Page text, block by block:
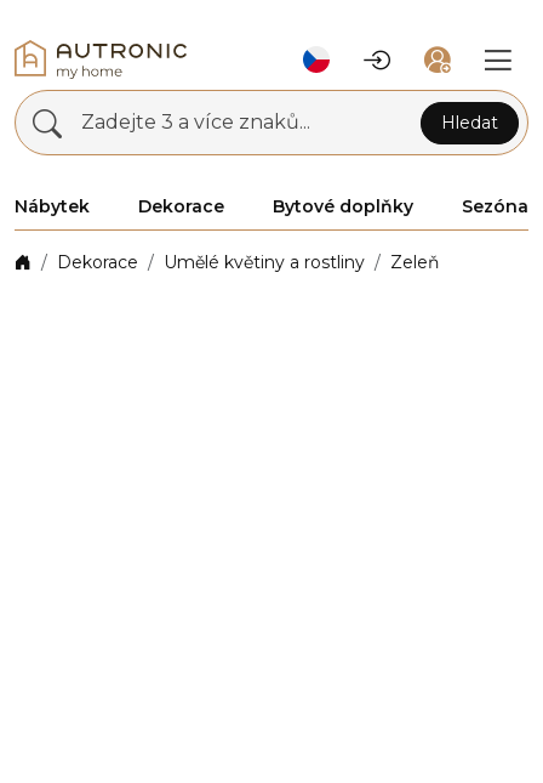
Zadejte 3 a více znaků... Hledat
Nábytek Dekorace Bytové doplňky Sezóna
Dekorace Umělé květiny a rostliny Zeleň